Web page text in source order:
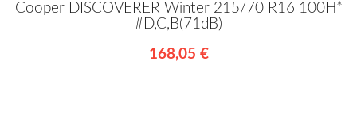
Cooper DISCOVERER Winter 215/70 R16 100H*
#D,C,B(71dB)
168,05 €